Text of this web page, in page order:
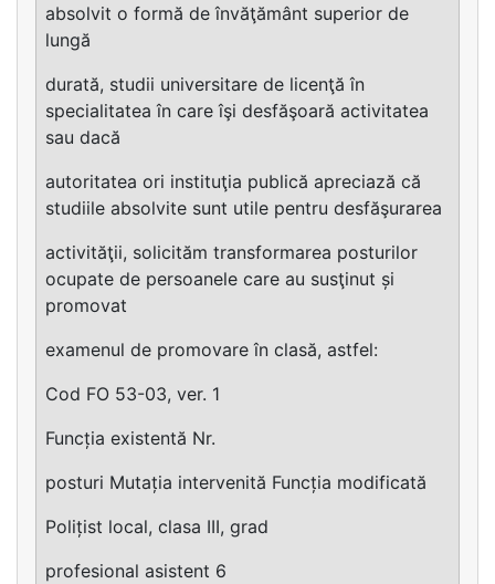
absolvit o formă de învăţământ superior de
lungă
durată, studii universitare de licenţă în
specialitatea în care îşi desfăşoară activitatea
sau dacă
autoritatea ori instituţia publică apreciază că
studiile absolvite sunt utile pentru desfăşurarea
activităţii, solicităm transformarea posturilor
ocupate de persoanele care au susţinut și
promovat
examenul de promovare în clasă, astfel:
Cod FO 53-03, ver. 1
Funcția existentă Nr.
posturi Mutația intervenită Funcția modificată
Polițist local, clasa III, grad
profesional asistent 6